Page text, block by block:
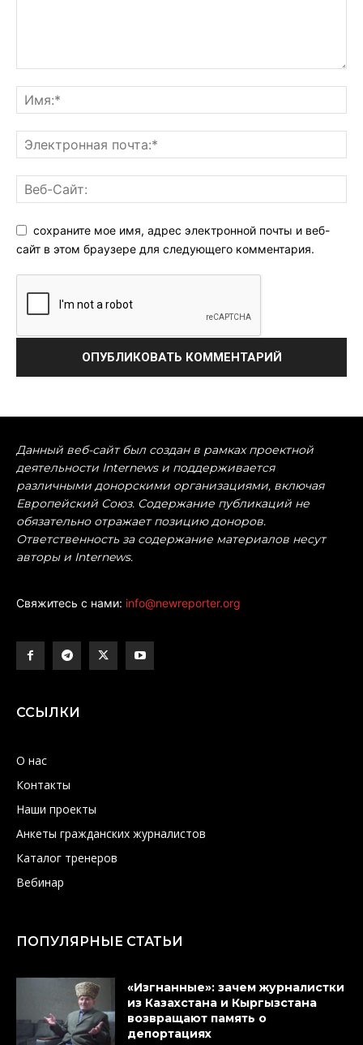
сохраните мое имя, адрес электронной почты и веб-
сайт в этом браузере для следующего комментария.
Данный веб-сайт был создан в рамках проектной
деятельности Internews и поддерживается
различными донорскими организациями, включая
Европейский Союз. Содержание публикаций не
обязательно отражает позицию доноров.
Ответственность за содержание материалов несут
авторы и Internews.
Свяжитесь с нами: info@newreporter.org
ССЫЛКИ
О нас
Контакты
Наши проекты
Анкеты гражданских журналистов
Каталог тренеров
Вебинар
ПОПУЛЯРНЫЕ СТАТЬИ
«Изгнанные»: зачем журналистки
из Казахстана и Кыргызстана
возвращают память о
депортациях